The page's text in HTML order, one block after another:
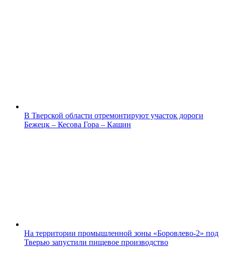
В Тверской области отремонтируют участок дороги
Бежецк – Кесова Гора – Кашин
На территории промышленной зоны «Боровлево-2» под
Тверью запустили пищевое производство